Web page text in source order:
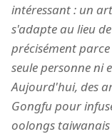
intéressant : un
s'adapte au lieu
précisément
seule personne ni
Aujourd'hui, des
Gongfu pour
oolongs taiwanais